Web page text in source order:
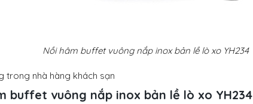
Nồi hâm buffet vuông nắp inox bản lề lò xo YH234
trong nhà hàng khách sạn
buffet vuông nắp inox bản lề lò xo YH234